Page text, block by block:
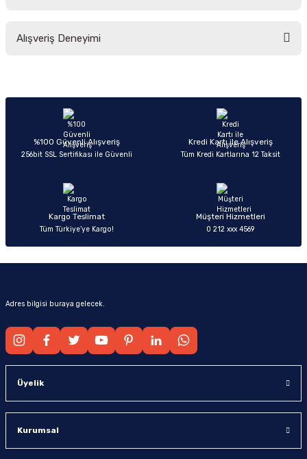
yetersiz gördüğünüz noktaları öneri formunu kullanarak tarafımıza
Ürün açıklamasında eksik bilgiler bulunuyor.
Ürün bilgilerinde hatalar bulunuyor.
Ürün fiyatı diğer sitelerden daha pahalı.
Alışveriş Deneyimi
%100 Güvenli Alışveriş
256bit SSL Sertifikası ile Güvenli
Kredi Kartı ile Alışveriş
Tüm Kredi Kartlarına 12 Taksit
Kargo Teslimat
Tüm Türkiye’ye Kargo!
Müşteri Hizmetleri
0 212 xxx 4569
Adres bilgisi buraya gelecek.
Üyelik
Kurumsal